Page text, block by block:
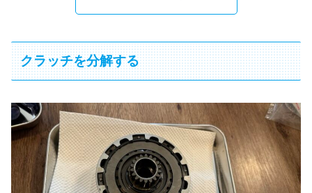
クラッチを分解する